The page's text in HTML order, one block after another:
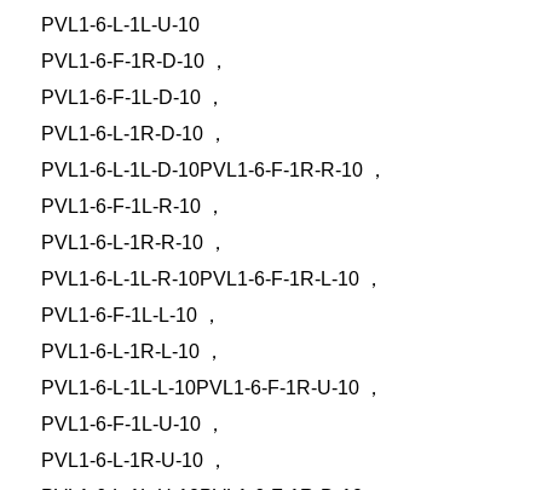
PVL1-6-L-1L-U-10
PVL1-6-F-1R-D-10
，
PVL1-6-F-1L-D-10
，
PVL1-6-L-1R-D-10
，
PVL1-6-L-1L-D-10PVL1-6-F-1R-R-10
，
PVL1-6-F-1L-R-10
，
PVL1-6-L-1R-R-10
，
PVL1-6-L-1L-R-10PVL1-6-F-1R-L-10
，
PVL1-6-F-1L-L-10
，
PVL1-6-L-1R-L-10
，
PVL1-6-L-1L-L-10PVL1-6-F-1R-U-10
，
PVL1-6-F-1L-U-10
，
PVL1-6-L-1R-U-10
，